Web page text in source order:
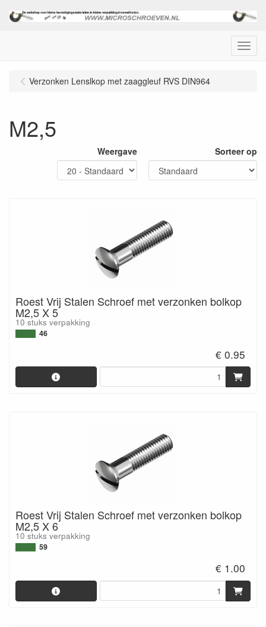
Menu
Verzonken Lenslkop met zaaggleuf RVS DIN964
M2,5
Weergave Sorteer op
Roest Vrij Stalen Schroef met verzonken bolkop
M2,5 X 5
10 stuks verpakking
46
€ 0.95
Roest Vrij Stalen Schroef met verzonken bolkop
M2,5 X 6
10 stuks verpakking
59
€ 1.00